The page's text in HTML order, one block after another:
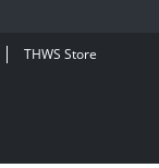
THWS Store